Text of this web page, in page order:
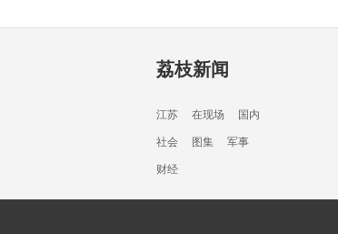
荔枝新闻
江苏 在现场 国内
社会 图集 军事
财经